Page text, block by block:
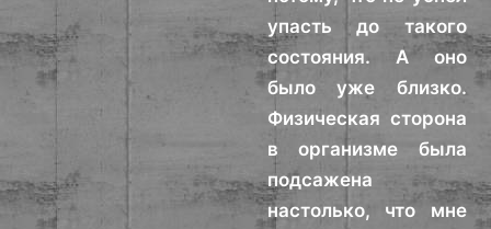
упасть до такого
состояния. А оно
было уже близко.
Физическая сторона
в организме была
подсажена
настолько, что мне